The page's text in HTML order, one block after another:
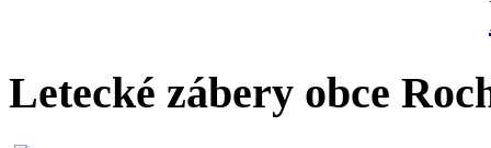
Letecké zábery obce